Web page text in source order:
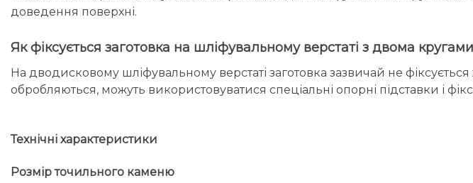
доведення поверхні.
Як фіксується заготовка на шліфувальному верстаті з двома
На дводисковому шліфувальному верстаті заготовка зазвичай не
обробляються, можуть використовуватися спеціальні опорні підставки і
Технічні характеристики
Розмір точильного каменю